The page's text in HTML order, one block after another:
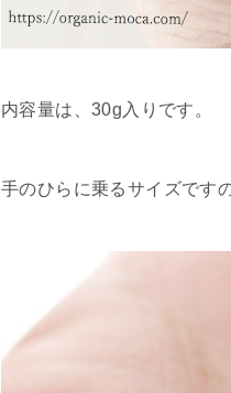
内容量は、30g入りです。
手のひらに乗るサイズです